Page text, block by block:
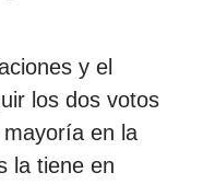
y el
los dos votos
en la
la tiene en